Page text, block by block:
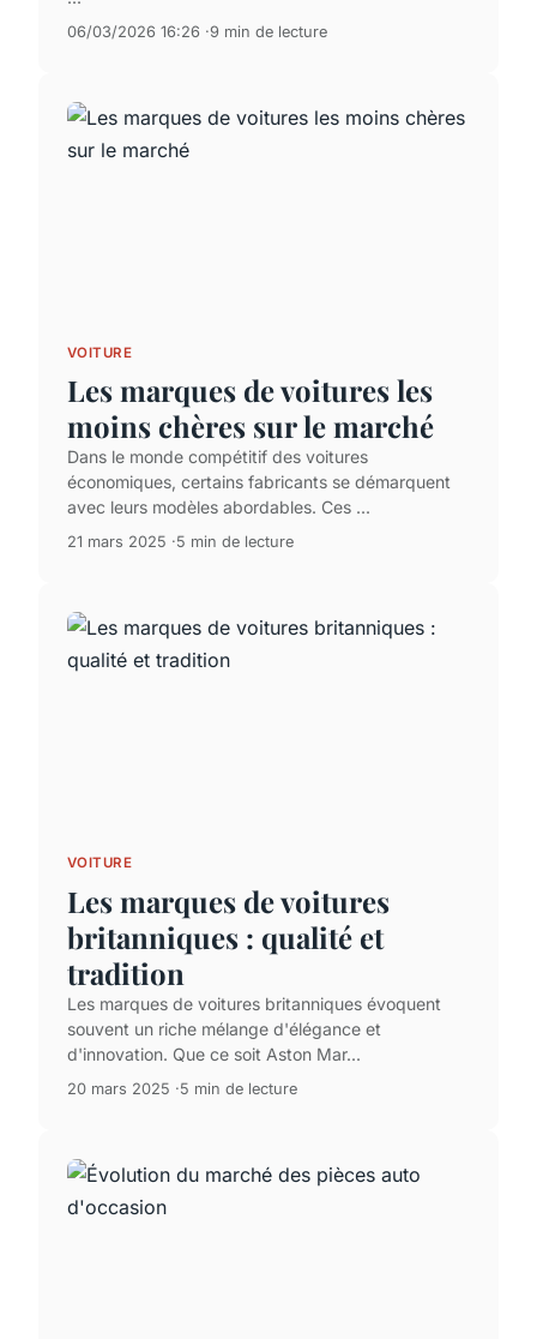
06/03/2026 16:26 9 min de lecture
VOITURE
Les marques de voitures les
moins chères sur le marché
Dans le monde compétitif des voitures
économiques, certains fabricants se démarquent
avec leurs modèles abordables. Ces ...
21 mars 2025 5 min de lecture
VOITURE
Les marques de voitures
britanniques : qualité et
tradition
Les marques de voitures britanniques évoquent
souvent un riche mélange d'élégance et
d'innovation. Que ce soit Aston Mar...
20 mars 2025 5 min de lecture